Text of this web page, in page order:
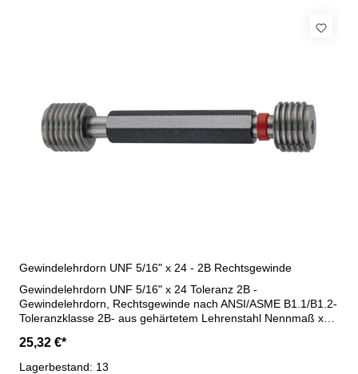
Gewindelehrdorn UNF 5/16" x 24 - 2B Rechtsgewinde
Gewindelehrdorn UNF 5/16" x 24 Toleranz 2B -
Gewindelehrdorn, Rechtsgewinde nach ANSI/ASME B1.1/B1.2-
Toleranzklasse 2B- aus gehärtetem Lehrenstahl Nennmaß x
25,32 €*
Lagerbestand: 13